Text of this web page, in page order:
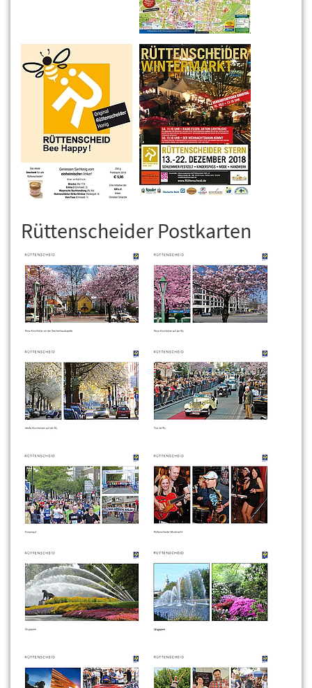
Rüttenscheider Postkarten